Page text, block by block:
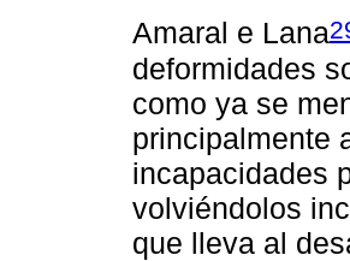
Amaral e Lana
deformidades
como ya se
principalmente
incapacidades
volviéndolos
que lleva al